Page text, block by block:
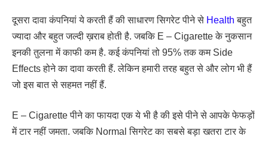
दूसरा दावा कंपनियां ये करती हैं की साधारण सिगरेट पीने से Health बहुत
ज्यादा और बहुत जल्दी ख़राब होती है. जबकि E – Cigarette के नुकसान
इनकी तुलना में काफी कम है. कई कंपनियां तो 95% तक कम Side
Effects होने का दावा करती हैं. लेकिन हमारी तरह बहुत से और लोग भी हैं
जो इस बात से सहमत नहीं हैं.
E – Cigarette पीने का फायदा एक ये भी है की इसे पीने से आपके फेफड़ों
में टार नहीं जमता. जबकि Normal सिगरेट का सबसे बड़ा खतरा टार के